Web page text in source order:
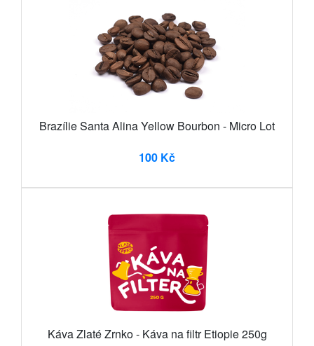
Brazílie Santa Alina Yellow Bourbon - Micro Lot
100 Kč
Káva Zlaté Zrnko - Káva na filtr Etiopie 250g